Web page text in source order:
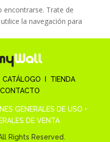
encontrarse. Trate de
la navegación para
CATÁLOGO
TIENDA
CONTACTO
GENERALES DE USO •
DE VENTA
Rights Reserved.